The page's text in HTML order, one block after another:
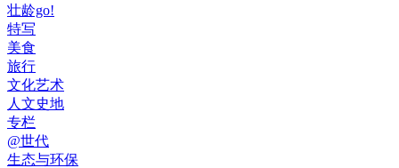
壮龄go!
特写
美食
旅行
文化艺术
人文史地
专栏
@世代
生态与环保